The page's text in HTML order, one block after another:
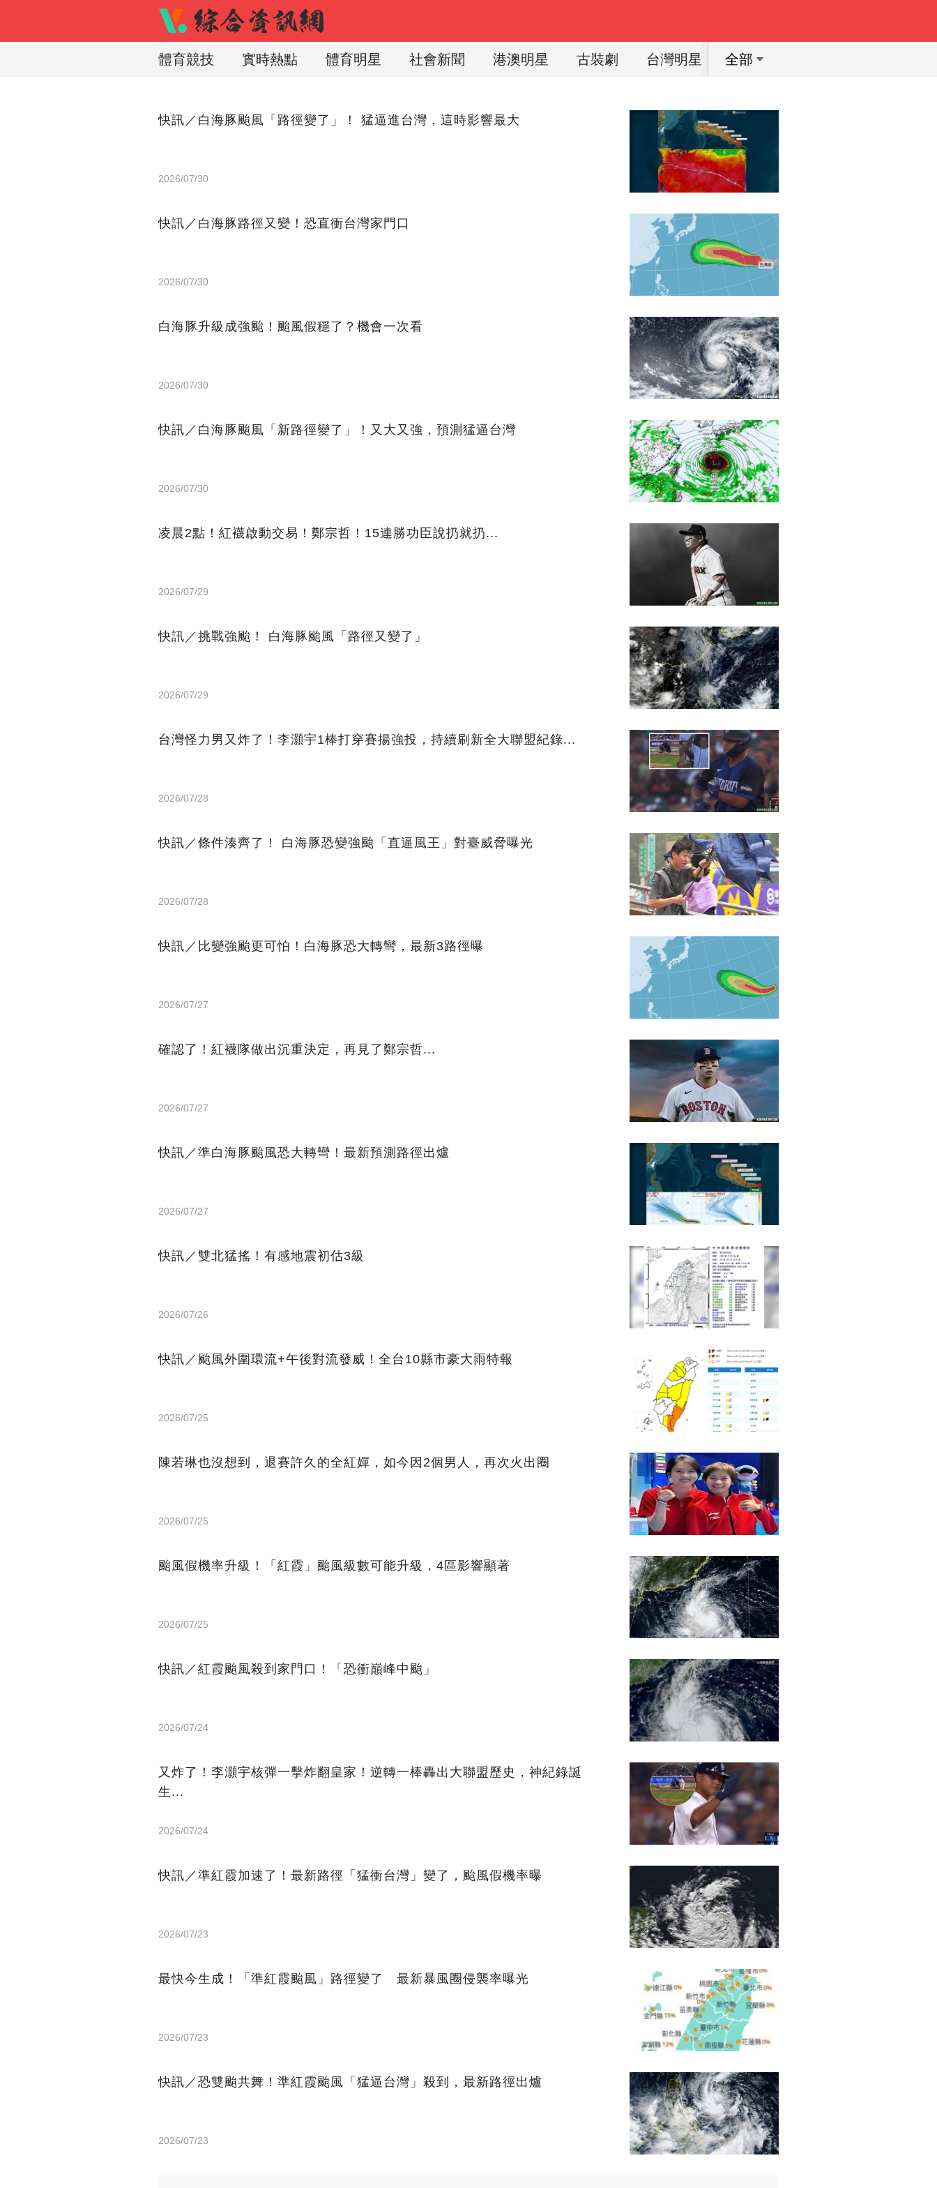
體育競技 實時熱點 體育明星 社會新聞 港澳明星 古裝劇 台灣明星 愛豆明星
全部
快訊／白海豚颱風「路徑變了」！ 猛逼進台灣，這時影響最大
2026/07/30
快訊／白海豚路徑又變！恐直衝台灣家門口
2026/07/30
白海豚升級成強颱！颱風假穩了？機會一次看
2026/07/30
快訊／白海豚颱風「新路徑變了」！又大又強，預測猛逼台灣
2026/07/30
凌晨2點！紅襪啟動交易！鄭宗哲！15連勝功臣說扔就扔...
2026/07/29
快訊／挑戰強颱！ 白海豚颱風「路徑又變了」
2026/07/29
台灣怪力男又炸了！李灝宇1棒打穿賽揚強投，持續刷新全大聯盟紀錄...
2026/07/28
快訊／條件湊齊了！ 白海豚恐變強颱「直逼風王」對臺威脅曝光
2026/07/28
快訊／比變強颱更可怕！白海豚恐大轉彎，最新3路徑曝
2026/07/27
確認了！紅襪隊做出沉重決定，再見了鄭宗哲...
2026/07/27
快訊／準白海豚颱風恐大轉彎！最新預測路徑出爐
2026/07/27
快訊／雙北猛搖！有感地震初估3級
2026/07/26
快訊／颱風外圍環流+午後對流發威！全台10縣市豪大雨特報
2026/07/25
陳若琳也沒想到，退賽許久的全紅嬋，如今因2個男人，再次火出圈
2026/07/25
颱風假機率升級！「紅霞」颱風級數可能升級，4區影響顯著
2026/07/25
快訊／紅霞颱風殺到家門口！「恐衝巔峰中颱」
2026/07/24
又炸了！李灝宇核彈一擊炸翻皇家！逆轉一棒轟出大聯盟歷史，神紀錄誕
生...
2026/07/24
快訊／準紅霞加速了！最新路徑「猛衝台灣」變了，颱風假機率曝
2026/07/23
最快今生成！「準紅霞颱風」路徑變了 最新暴風圈侵襲率曝光
2026/07/23
快訊／恐雙颱共舞！準紅霞颱風「猛逼台灣」殺到，最新路徑出爐
2026/07/23